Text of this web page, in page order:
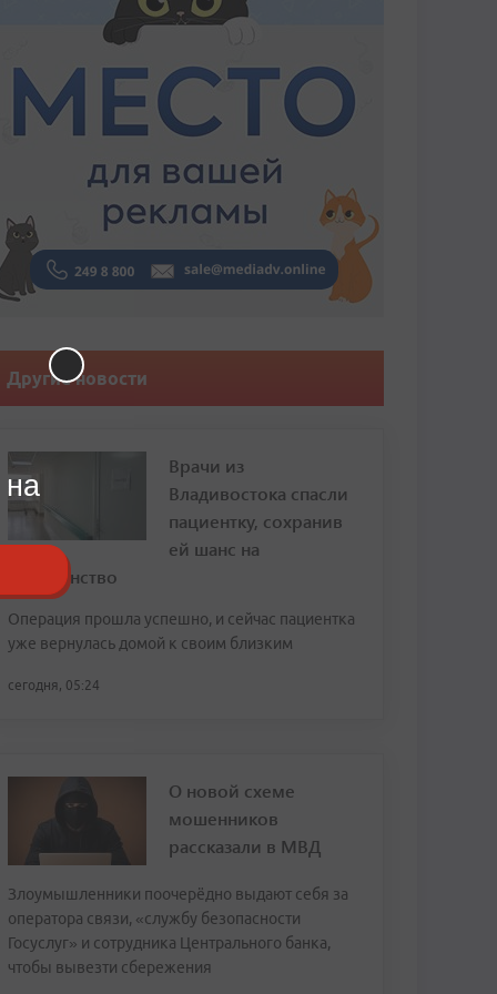
Другие новости
Врачи из
Владивостока спасли
пациентку, сохранив
ей шанс на
материнство
Операция прошла успешно, и сейчас пациентка
уже вернулась домой к своим близким
сегодня, 05:24
О новой схеме
мошенников
рассказали в МВД
Злоумышленники поочерёдно выдают себя за
оператора связи, «службу безопасности
Госуслуг» и сотрудника Центрального банка,
чтобы вывезти сбережения